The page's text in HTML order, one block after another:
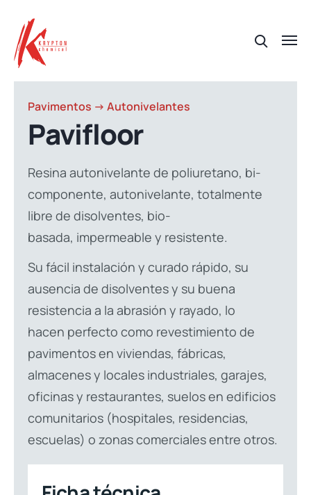
Pavimentos -> Autonivelantes
Pavifloor
Resina autonivelante de poliuretano, bi-
componente, autonivelante, totalmente
libre de disolventes, bio-
basada, impermeable y resistente.
Su fácil instalación y curado rápido, su
ausencia de disolventes y su buena
resistencia a la abrasión y rayado, lo
hacen perfecto como revestimiento de
pavimentos en viviendas, fábricas,
almacenes y locales industriales, garajes,
oficinas y restaurantes, suelos en edificios
comunitarios (hospitales, residencias,
escuelas) o zonas comerciales entre otros.